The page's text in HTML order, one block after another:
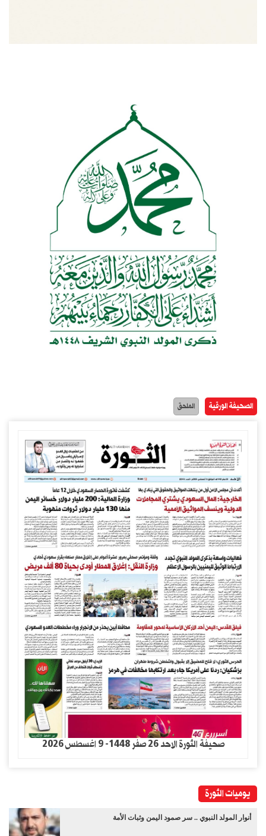
الصحيفة الورقية الملحق
صحيفة الثورة الاحد 26 صفر 1448- 9 اغسطس 2026
يوميات الثورة
أنوار المولد النبوي .. سر صمود اليمن وثبات الأمة